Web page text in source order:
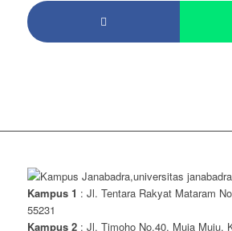
Kampus 1 : Jl. Tentara Rakyat Mataram
55231
Kampus 2: Jl. Timoho No.40, Muja Muju,